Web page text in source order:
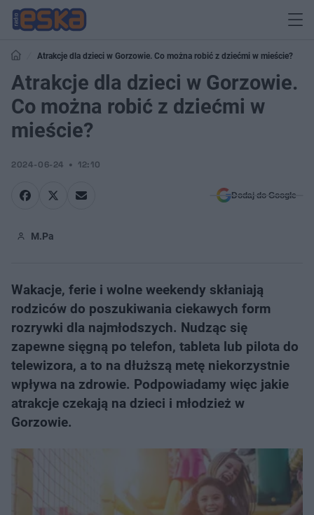
Atrakcje dla dzieci w Gorzowie. Co można robić z dziećmi w mieście?
Atrakcje dla dzieci w Gorzowie.
Co można robić z dziećmi w
mieście?
2024-06-24 12:10
Dodaj do Google
M.Pa
Wakacje, ferie i wolne weekendy skłaniają
rodziców do poszukiwania ciekawych form
rozrywki dla najmłodszych. Nudząc się
zapewne sięgną po telefon, tableta lub pilota do
telewizora, a to na dłuższą metę niekorzystnie
wpływa na zdrowie. Podpowiadamy więc jakie
atrakcje czekają na dzieci i młodzież w
Gorzowie.